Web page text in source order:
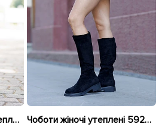
Чоботи жіночі шкіряні утеплені 592648 Бежеві розпродаж Чоботи жіночі утеплені 592929 Чорні